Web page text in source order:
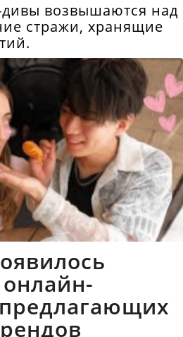
возвышаются над
стражи, хранящие